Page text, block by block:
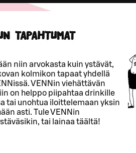
TAPAHTUMAT
niin arvokasta kuin ystävät,
kolmikon tapaat yhdellä
VENNin viehättävän
on helppo piipahtaa drinkille
tai unohtua iloittelemaan yksin
asti. Tule VENNin
tai lainaa täältä!